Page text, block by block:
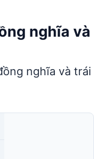
nghĩa và
nghĩa và trái